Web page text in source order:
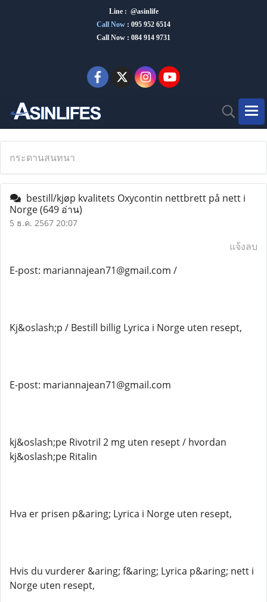
Line : @asinlife
Call Now : 095 952 6514
Call Now : 084 914 9731
กระดานสนทนา
bestill/kjøp kvalitets Oxycontin nettbrett på nett i
Norge(649 อ่าน)
5 ธ.ค. 2567 20:07
แจ้งลบ
E-post: mariannajean71@gmail.com /
Kj&oslash;p / Bestill billig Lyrica i Norge uten resept,
E-post: mariannajean71@gmail.com
kj&oslash;pe Rivotril 2 mg uten resept / hvordan
kj&oslash;pe Ritalin
Hva er prisen p&aring; Lyrica i Norge uten resept,
Hvis du vurderer &aring; f&aring; Lyrica p&aring; nett i
Norge uten resept,